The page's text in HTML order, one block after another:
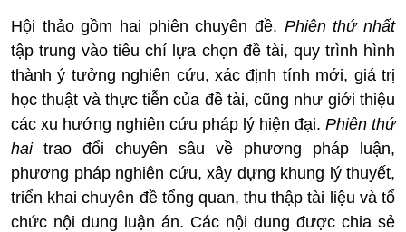
Hội thảo gồm hai phiên chuyên đề. Phiên thứ nhất
tập trung vào tiêu chí lựa chọn đề tài, quy trình hình
thành ý tưởng nghiên cứu, xác định tính mới, giá trị
học thuật và thực tiễn của đề tài, cũng như giới thiệu
các xu hướng nghiên cứu pháp lý hiện đại. Phiên thứ
haitrao đổi chuyên sâu về phương pháp luận,
phương pháp nghiên cứu, xây dựng khung lý thuyết,
triển khai chuyên đề tổng quan, thu thập tài liệu và tổ
chức nội dung luận án. Các nội dung được chia sẻ